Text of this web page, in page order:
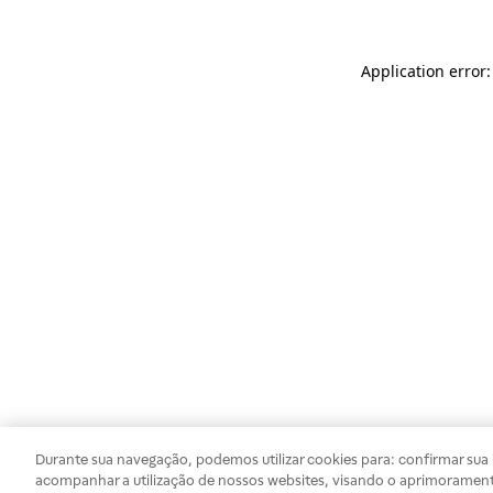
Application
Durante sua navegação, podemos utilizar cookies para: confirmar
acompanhar a utilização de nossos websites, visando o